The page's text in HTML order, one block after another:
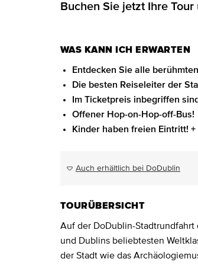
Buchen Sie jetzt Ihre
WAS KANN ICH ERWARTEN
Entdecken Sie alle
Die besten Reiseleiter der
Im Ticketpreis inbegriffen
Offener Hop-on-Hop-off-Bus!
Kinder haben freien Eintritt!
Auch erhältlich bei DoDublin
TOURÜBERSICHT
Auf der DoDublin-
und Dublins beliebtesten
der Stadt wie das